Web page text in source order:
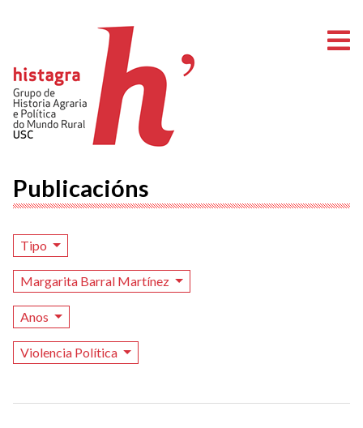
Publicacións
Tipo
Margarita Barral Martínez
Anos
Violencia Política